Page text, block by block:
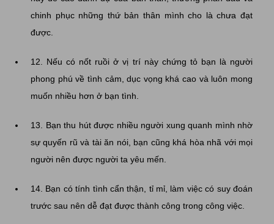
chinh phục những thứ bản thân mình cho là chưa đạt
được.
12. Nếu có nốt ruồi ở vị trí này chứng tỏ bạn là người
phong phú về tình cảm, dục vọng khá cao và luôn mong
muốn nhiều hơn ở bạn tình.
13. Bạn thu hút được nhiều người xung quanh mình nhờ
sự quyến rũ và tài ăn nói, bạn cũng khá hòa nhã với mọi
người nên được người ta yêu mến.
14. Bạn có tính tình cẩn thận, tỉ mỉ, làm việc có suy đoán
trước sau nên dễ đạt được thành công trong công việc.